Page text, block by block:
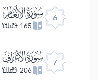
6 ﮒ
165 ߟߝߊߙߌ ߘߏ߫
7 ﮓ
206 ߟߝߊߙߌ ߘߏ߫